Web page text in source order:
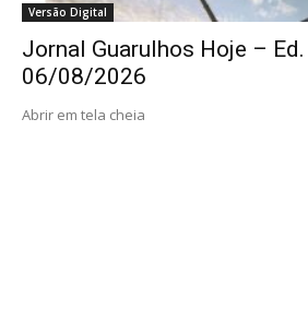
Versão Digital
Jornal Guarulhos Hoje –
06/08/2026
Abrir em tela cheia